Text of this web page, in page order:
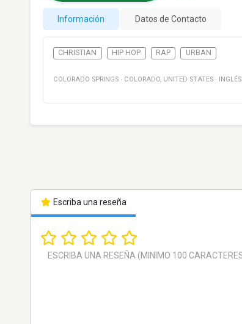
Información Datos de Contacto
CHRISTIAN HIP HOP RAP URBAN
COLORADO SPRINGS · COLORADO, UNITED STATES · INGLÉS
Escriba una reseña